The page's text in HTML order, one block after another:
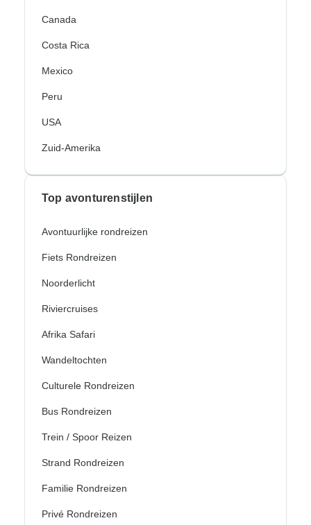
Canada
Costa Rica
Mexico
Peru
USA
Zuid-Amerika
Top avonturenstijlen
Avontuurlijke rondreizen
Fiets Rondreizen
Noorderlicht
Riviercruises
Afrika Safari
Wandeltochten
Culturele Rondreizen
Bus Rondreizen
Trein / Spoor Reizen
Strand Rondreizen
Familie Rondreizen
Privé Rondreizen